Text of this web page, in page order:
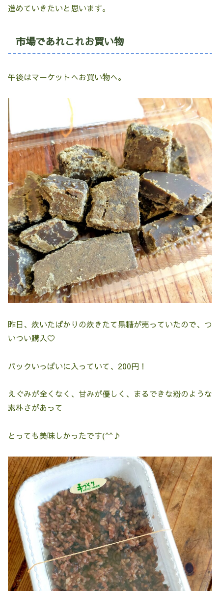
進めていきたいと思います。
市場であれこれお買い物
午後はマーケットへお買い物へ。
昨日、炊いたばかりの炊きたて黒糖が売っていたので、つ
いつい購入♡
パックいっぱいに入っていて、200円！
えぐみが全くなく、甘みが優しく、まるできな粉のような
素朴さがあって
とっても美味しかったです(^^♪